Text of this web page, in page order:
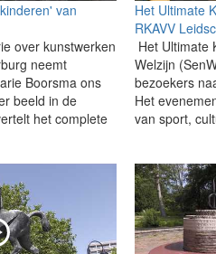
van
over kunstwerken
neemt
Boorsma ons
beeld in de
het complete
Het Ultimate
RKAVV
Het Ultimate
Welzijn
bezoekers
Het
van sport,